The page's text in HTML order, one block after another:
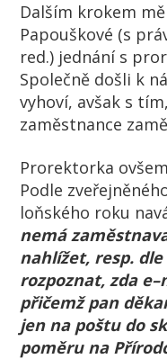
Dalším krokem
Papouškové (s
red.) jednání s
Společně došli k
vyhoví, avšak s
zaměstnance
Prorektorka
Podle
loňského roku nav
nemá
nahlížet, resp.
rozpoznat, zda e–
přičemž pan
jen na poštu do
poměru na P